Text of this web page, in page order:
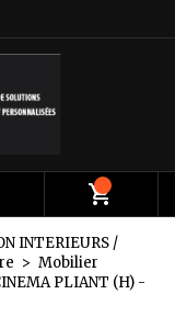
INTERIEURS /
Mobilier
PLIANT (H) -
×
×
liste d'envies
×
des produits
Connexion